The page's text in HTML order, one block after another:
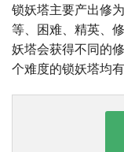
锁妖塔主要产出修
等、困难、精英、
妖塔会获得不同的
个难度的锁妖塔均